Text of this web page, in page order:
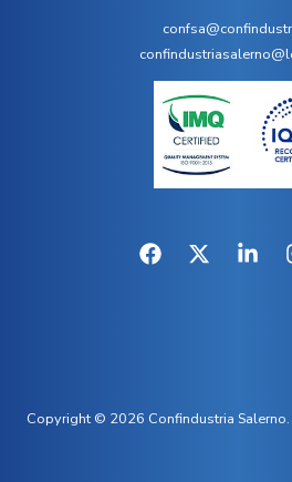
Copyright © 2026 Confindustria Salerno.